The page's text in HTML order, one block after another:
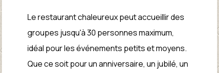
Le restaurant chaleureux peut accueillir des
groupes jusqu'à 30 personnes maximum,
idéal pour les événements petits et moyens.
Que ce soit pour un anniversaire, un jubilé, un